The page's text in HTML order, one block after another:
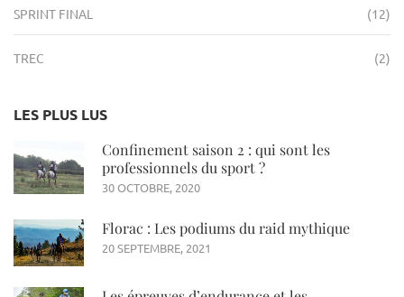
SPRINT FINAL (12)
TREC (2)
LES PLUS LUS
Confinement saison 2 : qui sont les
professionnels du sport ?
30 OCTOBRE, 2020
Florac : Les podiums du raid mythique
20 SEPTEMBRE, 2021